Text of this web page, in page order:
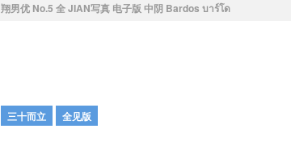
翔男优 No.5 全 JIAN写真 电子版 中阴 Bardos บาร์โด
三十而立 全见版